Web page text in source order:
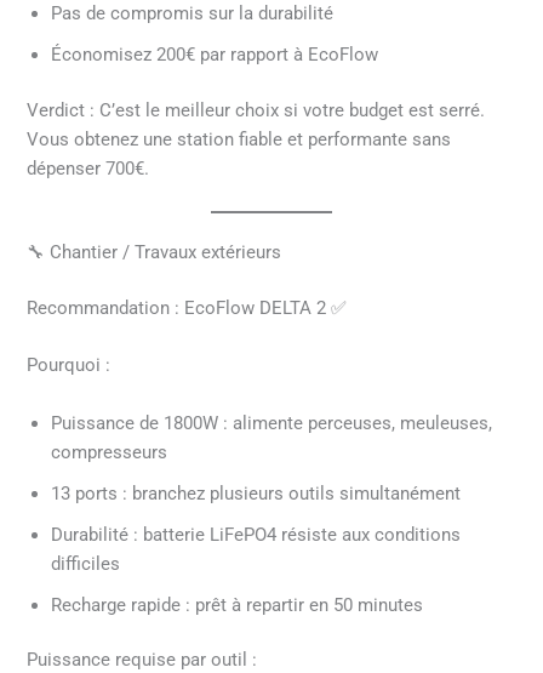
Pas de compromis sur la durabilité
Économisez 200€ par rapport à EcoFlow
Verdict : C’est le meilleur choix si votre budget est serré.
Vous obtenez une station fiable et performante sans
dépenser 700€.
🔧 Chantier / Travaux extérieurs
Recommandation : EcoFlow DELTA 2 ✅
Pourquoi :
Puissance de 1800W : alimente perceuses, meuleuses,
compresseurs
13 ports : branchez plusieurs outils simultanément
Durabilité : batterie LiFePO4 résiste aux conditions
difficiles
Recharge rapide : prêt à repartir en 50 minutes
Puissance requise par outil :